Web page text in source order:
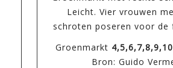
Leicht. Vier vrouwen
schroten poseren voor de
Groenmarkt
Bron: Guido